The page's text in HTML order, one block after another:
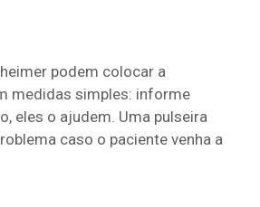
podem colocar a
medidas simples: informe
eles o ajudem. Uma pulseira
caso o paciente venha a